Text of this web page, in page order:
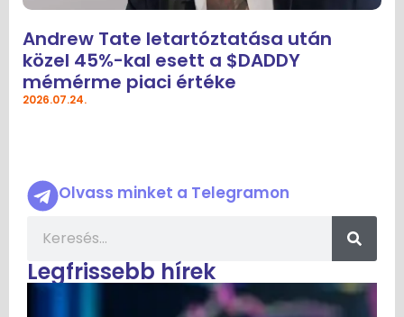
Andrew Tate letartóztatása után
közel 45%-kal esett a $DADDY
mémérme piaci értéke
2026.07.24.
Olvass minket a Telegramon
Legfrissebb hírek